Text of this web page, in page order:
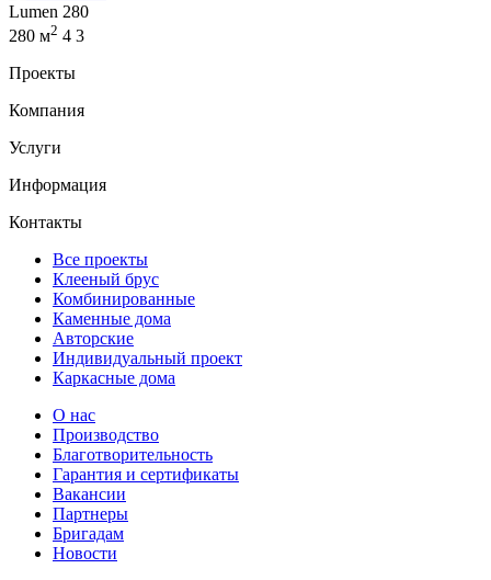
Lumen 280
280 м2 4 3
Проекты
Компания
Услуги
Информация
Контакты
Все проекты
Клееный брус
Комбинированные
Каменные дома
Авторские
Индивидуальный проект
Каркасные дома
О нас
Производство
Благотворительность
Гарантия и сертификаты
Вакансии
Партнеры
Бригадам
Новости